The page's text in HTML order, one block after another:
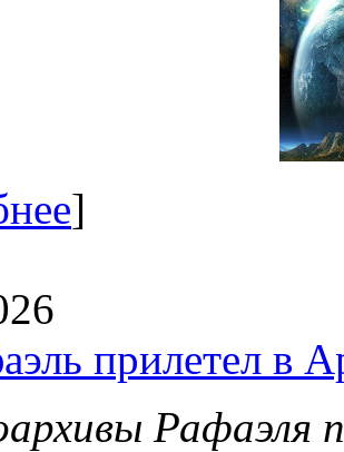
]
прилетел в
Рафаэля